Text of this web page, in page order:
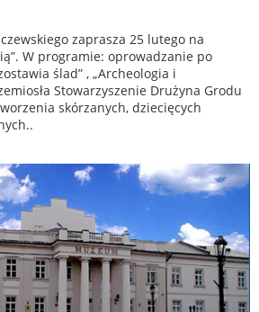
zaprasza 25 lutego na
W programie: oprowadzanie po
ślad” , „Archeologia i
Stowarzyszenie Drużyna Grodu
skórzanych, dziecięcych